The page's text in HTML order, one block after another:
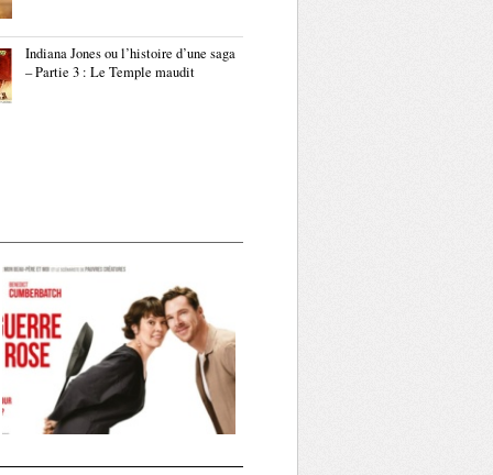
Indiana Jones ou l’histoire d’une saga
– Partie 3 : Le Temple maudit